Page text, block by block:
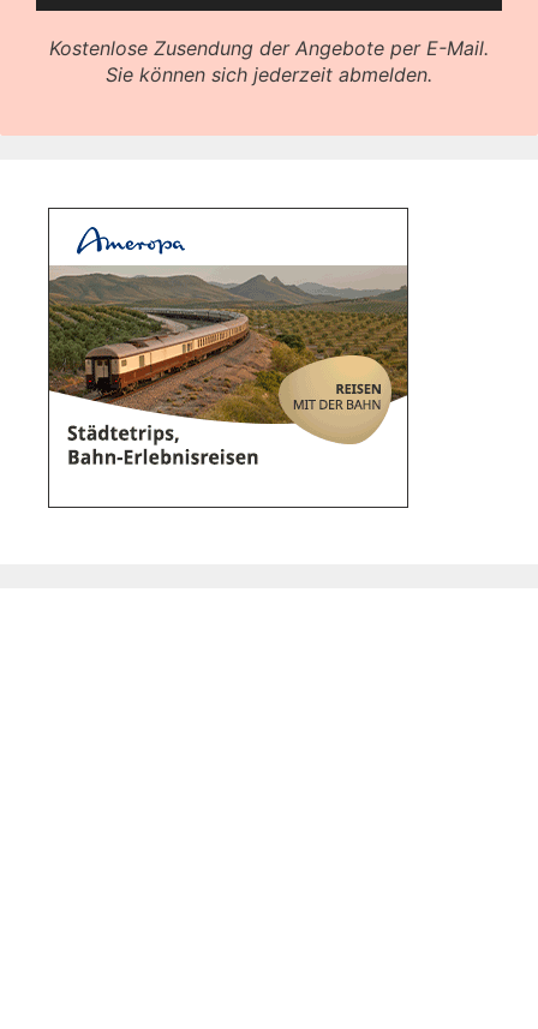
Kostenlose Zusendung der Angebote per E-Mail.
Sie können sich jederzeit abmelden.